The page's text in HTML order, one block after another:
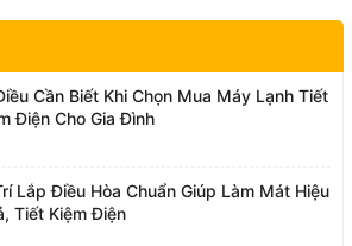
Cần Biết Khi Chọn Mua Máy Lạnh Tiết
Điện Cho Gia Đình
Lắp Điều Hòa Chuẩn Giúp Làm Mát Hiệu
Tiết Kiệm Điện